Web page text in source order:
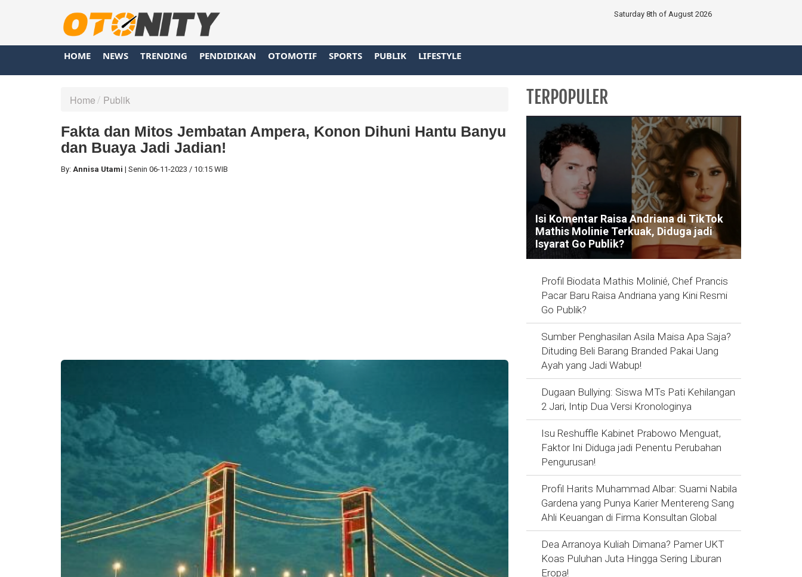
Saturday 8th of August 2026
HOME NEWS TRENDING PENDIDIKAN OTOMOTIF SPORTS PUBLIK LIFESTYLE
Home Publik
Fakta dan Mitos Jembatan Ampera, Konon Dihuni Hantu Banyu
dan Buaya Jadi Jadian!
By: Annisa Utami | Senin 06-11-2023 / 10:15 WIB
TERPOPULER
Isi Komentar Raisa Andriana di TikTok
Mathis Molinie Terkuak, Diduga jadi
Isyarat Go Publik?
Profil Biodata Mathis Molinié, Chef Prancis
Pacar Baru Raisa Andriana yang Kini Resmi
Go Publik?
Sumber Penghasilan Asila Maisa Apa Saja?
Dituding Beli Barang Branded Pakai Uang
Ayah yang Jadi Wabup!
Dugaan Bullying: Siswa MTs Pati Kehilangan
2 Jari, Intip Dua Versi Kronologinya
Isu Reshuffle Kabinet Prabowo Menguat,
Faktor Ini Diduga jadi Penentu Perubahan
Pengurusan!
Profil Harits Muhammad Albar: Suami Nabila
Gardena yang Punya Karier Mentereng Sang
Ahli Keuangan di Firma Konsultan Global
Dea Arranoya Kuliah Dimana? Pamer UKT
Koas Puluhan Juta Hingga Sering Liburan
Eropa!